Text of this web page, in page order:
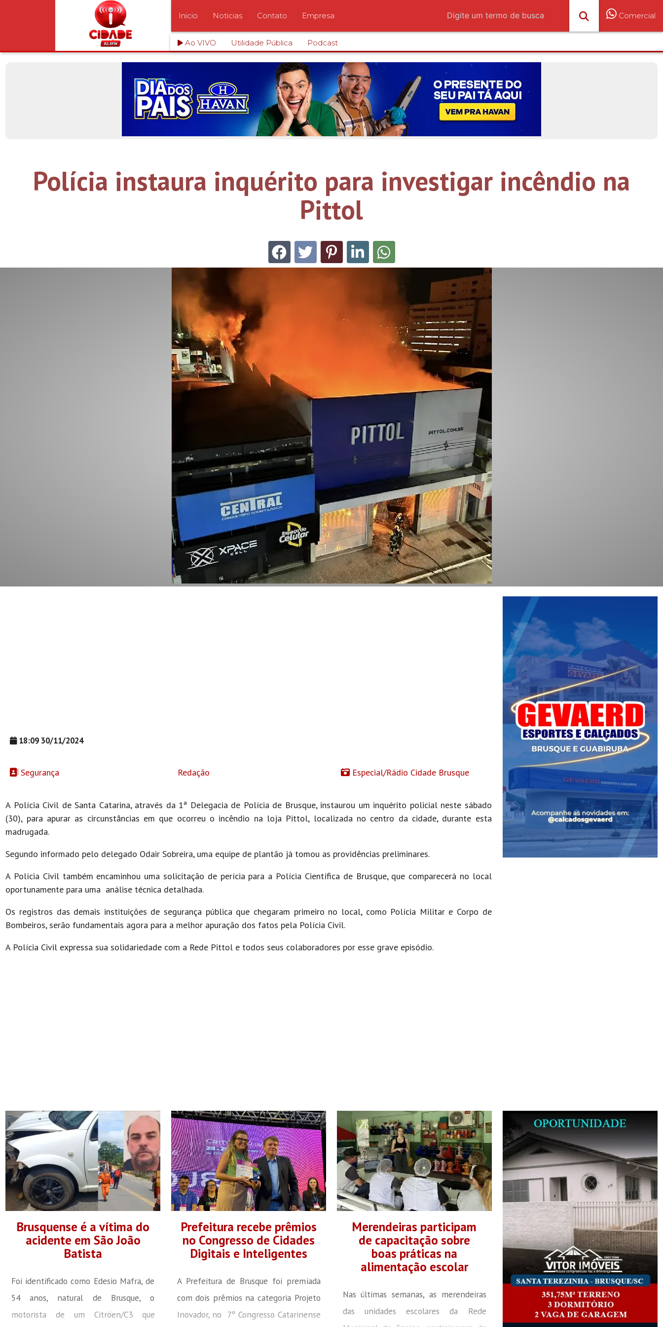
Inicio Noticias Contato Empresa Comercial
Ao VIVO Utilidade Pública Podcast
Polícia instaura inquérito para investigar incêndio na
Pittol
18:09 30/11/2024
Segurança Redação Especial/Rádio Cidade Brusque
A Polícia Civil de Santa Catarina, através da 1ª Delegacia de Polícia de Brusque, instaurou um inquérito policial neste sábado
(30), para apurar as circunstâncias em que ocorreu o incêndio na loja Pittol, localizada no centro da cidade, durante esta
madrugada.
Segundo informado pelo delegado Odair Sobreira, uma equipe de plantão já tomou as providências preliminares.
A Polícia Civil também encaminhou uma solicitação de perícia para a Polícia Científica de Brusque, que comparecerá no local
oportunamente para uma análise técnica detalhada.
Os registros das demais instituições de segurança pública que chegaram primeiro no local, como Polícia Militar e Corpo de
Bombeiros, serão fundamentais agora para a melhor apuração dos fatos pela Polícia Civil.
A Polícia Civil expressa sua solidariedade com a Rede Pittol e todos seus colaboradores por esse grave episódio.
Brusquense é a vítima do
acidente em São João
Batista
Foi identificado como Edesio Mafra, de
54 anos, natural de Brusque, o
motorista de um Citröen/C3 que
Prefeitura recebe prêmios
no Congresso de Cidades
Digitais e Inteligentes
A Prefeitura de Brusque foi premiada
com dois prêmios na categoria Projeto
Inovador, no 7º Congresso Catarinense
Merendeiras participam
de capacitação sobre
boas práticas na
alimentação escolar
Nas últimas semanas, as merendeiras
das unidades escolares da Rede